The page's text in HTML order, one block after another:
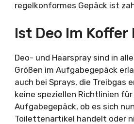
regelkonformes Gepäck ist
Ist Deo Im
Deo- und Haarspray sind in
Größen im Aufgabegepäck
auch bei Sprays, die Treibgas
keine speziellen Richtlinien
Aufgabegepäck, ob es sich
Toilettenartikel handelt oder